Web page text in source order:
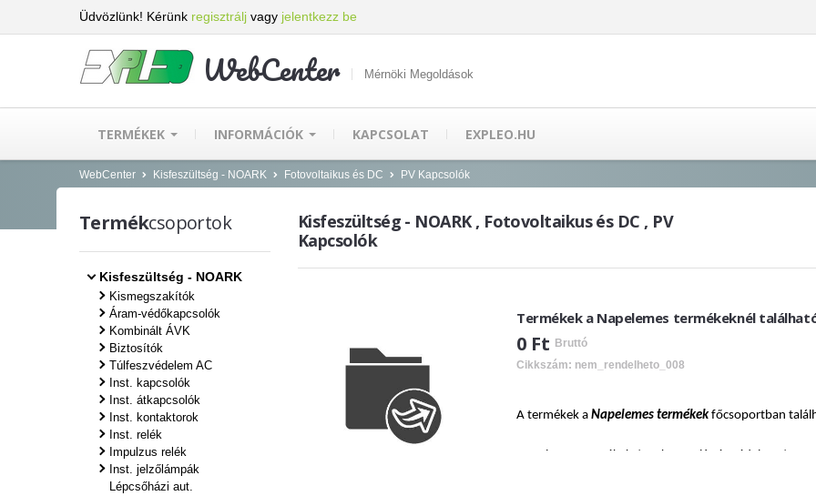
Üdvözlünk! Kérünk regisztrálj vagy jelentkezz be
WebCenter Mérnöki Megoldások
TERMÉKEK INFORMÁCIÓK KAPCSOLAT EXPLEO.HU
WebCenter Kisfeszültség - NOARK Fotovoltaikus és DC PV Kapcsolók
Termékcsoportok
Kisfeszültség - NOARK
Kismegszakítók
Áram-védőkapcsolók
Kombinált ÁVK
Biztosítók
Túlfeszvédelem AC
Inst. kapcsolók
Inst. átkapcsolók
Inst. kontaktorok
Inst. relék
Impulzus relék
Inst. jelzőlámpák
Lépcsőházi aut.
Kisfeszültség - NOARK , Fotovoltaikus és DC , PV
Kapcsolók
Termékek a Napelemes termékeknél
0 Ft Bruttó
Cikkszám: nem_rendelheto_008
A termékek a Napelemes termékekfőcsoportban
Napelemes termékek / DC kapcsolás és védelem / PV